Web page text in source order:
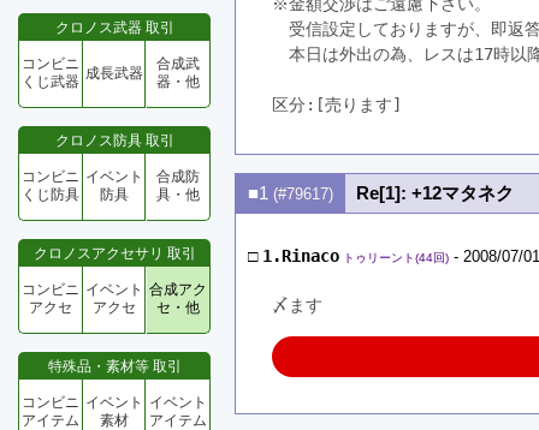
クロノス武器 取引
コンビニ
くじ武器 成長武器
合成武
器・他
クロノス防具 取引
コンビニ
くじ防具
イベント
防具
合成防
具・他
クロノスアクセサリ 取引
コンビニ
アクセ
イベント
アクセ
合成アク
セ・他
特殊品・素材等 取引
コンビニ
アイテム
イベント
素材
イベント
アイテム
受信設定しておりますが、即返
本日は外出の為、レスは17時以
区分:[売ります]
■1 (#79617) Re[1]: +12マタネク
□ 1.Rinaco トゥリーント(44回) - 2008/07/
〆ます